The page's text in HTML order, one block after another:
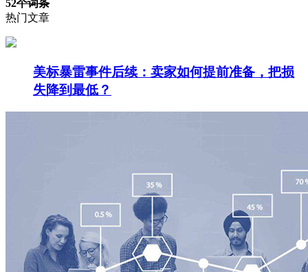
52个词条
热门文章
美标暴雷事件后续：卖家如何提前准备，把损
失降到最低？